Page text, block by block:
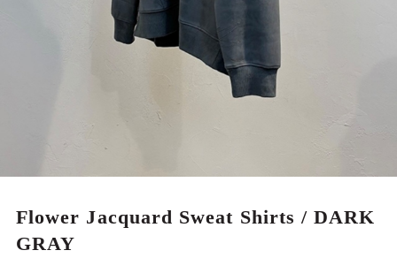
Flower Jacquard Sweat Shirts / DARK
GRAY